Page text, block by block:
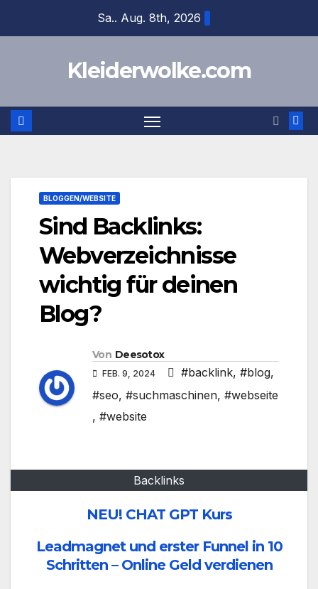
Sa.. Aug. 8th, 2026
Kleiderwolke.com
BLOGGEN/WEBSITE
Sind Backlinks:
Webverzeichnisse
wichtig für deinen
Blog?
Von Deesotox
FEB. 9, 2024 #backlink, #blog,
#seo, #suchmaschinen, #webseite
, #website
Backlinks
NEU! CHAT GPT Kurs
Leadmagnet und erster Funnel in 10
Schritten – Online Geld verdienen